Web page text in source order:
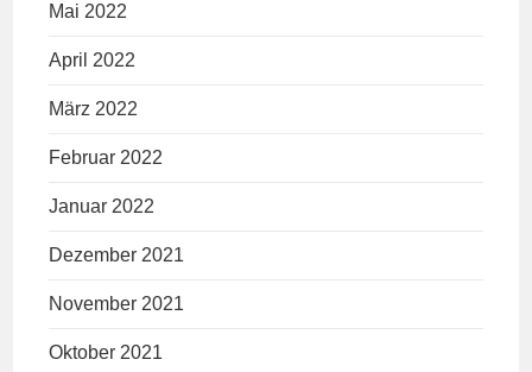
Mai 2022
April 2022
März 2022
Februar 2022
Januar 2022
Dezember 2021
November 2021
Oktober 2021